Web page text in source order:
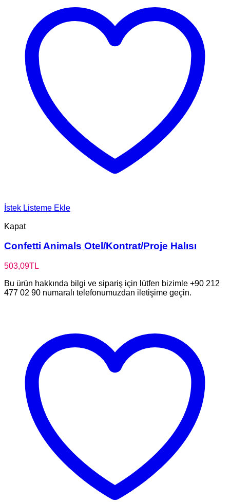
İstek Listeme Ekle
Kapat
Confetti Animals Otel/Kontrat/Proje Halısı
503,09TL
Bu ürün hakkında bilgi ve sipariş için lütfen bizimle +90 212
477 02 90 numaralı telefonumuzdan iletişime geçin.